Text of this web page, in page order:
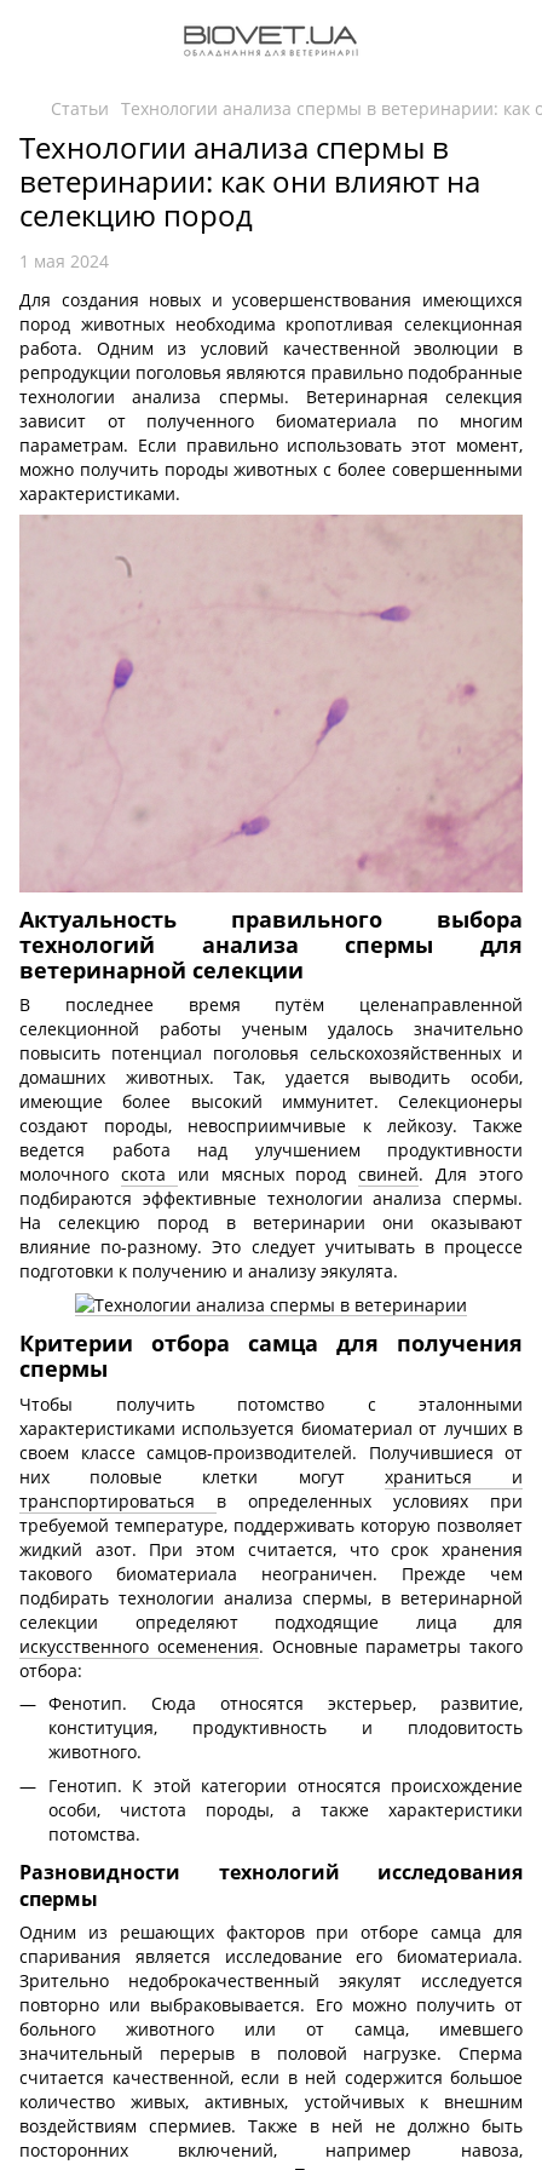
Статьи Технологии анализа спермы в ветеринарии:
Технологии анализа спермы в
ветеринарии: как они влияют на
селекцию пород
1 мая 2024
Для создания новых и усовершенствования имеющихся
пород животных необходима кропотливая селекционная
работа. Одним из условий качественной эволюции в
репродукции поголовья являются правильно подобранные
технологии анализа спермы. Ветеринарная селекция
зависит от полученного биоматериала по многим
параметрам. Если правильно использовать этот момент,
можно получить породы животных с более совершенными
характеристиками.
Актуальность правильного выбора
технологий анализа спермы для
ветеринарной селекции
В последнее время путём целенаправленной
селекционной работы ученым удалось значительно
повысить потенциал поголовья сельскохозяйственных и
домашних животных. Так, удается выводить особи,
имеющие более высокий иммунитет. Селекционеры
создают породы, невосприимчивые к лейкозу. Также
ведется работа над улучшением продуктивности
молочного скота или мясных породсвиней. Для этого
подбираются эффективные технологии анализа спермы.
На селекцию пород в ветеринарии они оказывают
влияние по-разному. Это следует учитывать в процессе
подготовки к получению и анализу эякулята.
Критерии отбора самца для получения
спермы
Чтобы получить потомство с эталонными
характеристиками используется биоматериал от лучших в
своем классе самцов-производителей. Получившиеся от
них половые клетки могут храниться и
транспортироваться в определенных условиях при
требуемой температуре, поддерживать которую позволяет
жидкий азот. При этом считается, что срок хранения
такового биоматериала неограничен. Прежде чем
подбирать технологии анализа спермы, в ветеринарной
селекции определяют подходящие лица для
искусственного осеменения. Основные параметры такого
отбора:
Фенотип. Сюда относятся экстерьер, развитие,
конституция, продуктивность и плодовитость
животного.
Генотип. К этой категории относятся происхождение
особи, чистота породы, а также характеристики
потомства.
Разновидности технологий исследования
спермы
Одним из решающих факторов при отборе самца для
спаривания является исследование его биоматериала.
Зрительно недоброкачественный эякулят исследуется
повторно или выбраковывается. Его можно получить от
больного животного или от самца, имевшего
значительный перерыв в половой нагрузке. Сперма
считается качественной, если в ней содержится большое
количество живых, активных, устойчивых к внешним
воздействиям спермиев. Также в ней не должно быть
посторонних включений, например навоза,